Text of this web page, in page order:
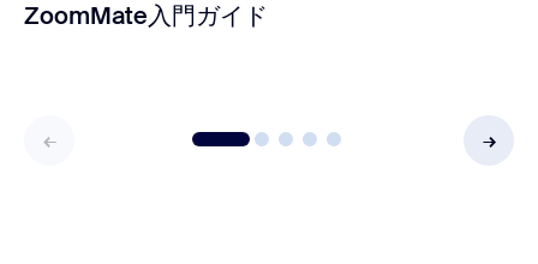
ZoomMate入門ガイド